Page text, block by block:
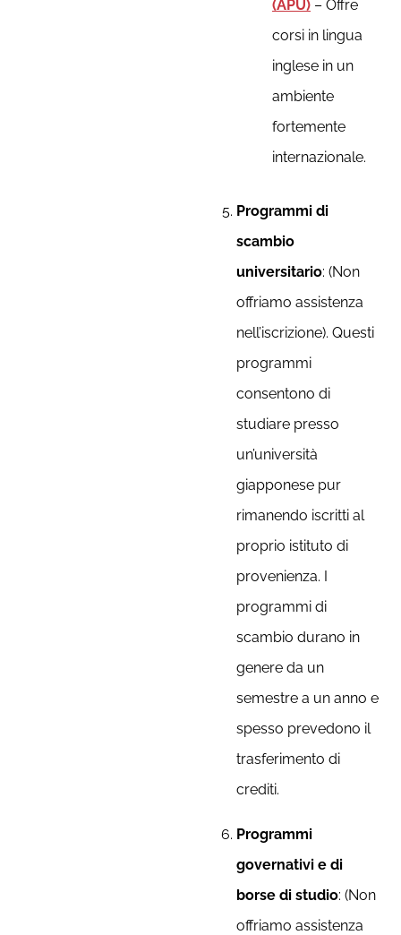
(APU) – Offre
corsi in lingua
inglese in un
ambiente
fortemente
internazionale.
Programmi di
scambio
universitario: (Non
offriamo assistenza
nell’iscrizione). Questi
programmi
consentono di
studiare presso
un’università
giapponese pur
rimanendo iscritti al
proprio istituto di
provenienza. I
programmi di
scambio durano in
genere da un
semestre a un anno e
spesso prevedono il
trasferimento di
crediti.
Programmi
governativi e di
borse di studio: (Non
offriamo assistenza